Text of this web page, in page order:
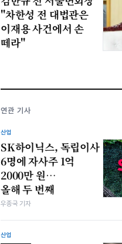
"차한성 전 대법관은
이재용 사건에서 손
떼라"
연관 기사
산업
SK하이닉스, 독립이사
6명에 자사주 1억
2000만 원…
올해 두 번째
우종국 기자
산업